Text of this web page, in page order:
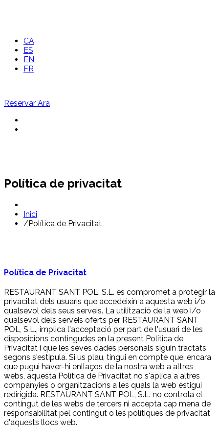
CA
ES
EN
FR
Reservar Ara
Política de privacitat
Inici
/Política de Privacitat
Política de Privacitat
RESTAURANT SANT POL, S.L. es compromet a protegir la
privacitat dels usuaris que accedeixin a aquesta web i/o
qualsevol dels seus serveis. La utilització de la web i/o
qualsevol dels serveis oferts per RESTAURANT SANT
POL, S.L., implica l'acceptació per part de l'usuari de les
disposicions contingudes en la present Política de
Privacitat i que les seves dades personals siguin tractats
segons s'estipula. Si us plau, tingui en compte que, encara
que pugui haver-hi enllaços de la nostra web a altres
webs, aquesta Política de Privacitat no s'aplica a altres
companyies o organitzacions a les quals la web estigui
redirigida. RESTAURANT SANT POL, S.L. no controla el
contingut de les webs de tercers ni accepta cap mena de
responsabilitat pel contingut o les polítiques de privacitat
d'aquests llocs web.